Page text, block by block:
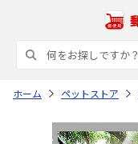
ホーム ペットストア